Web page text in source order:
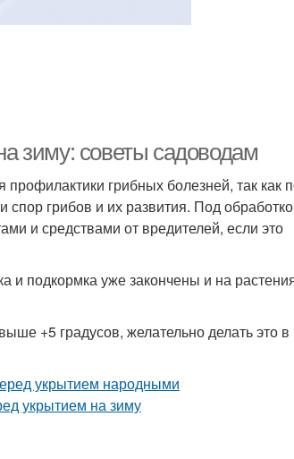
зиму: советы садоводам
грибных болезней, так как
спор грибов и их развития. Под
и средствами от вредителей, если это
и подкормка уже закончены и на
+5 градусов, желательно делать это